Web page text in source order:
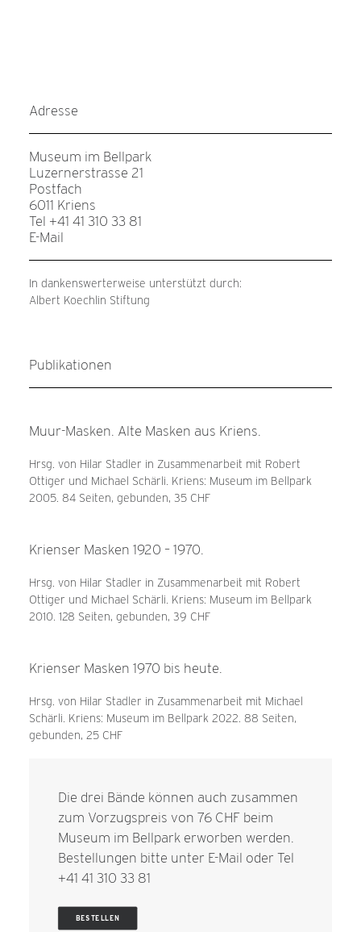
Adresse
Museum im Bellpark
Luzernerstrasse 21
Postfach
6011 Kriens
Tel +41 41 310 33 81
E-Mail
In dankenswerterweise unterstützt durch:
Albert Koechlin Stiftung
Publikationen
Muur-Masken. Alte Masken aus Kriens.
Hrsg. von Hilar Stadler in Zusammenarbeit mit Robert
Ottiger und Michael Schärli. Kriens: Museum im Bellpark
2005. 84 Seiten, gebunden, 35 CHF
Krienser Masken 1920 – 1970.
Hrsg. von Hilar Stadler in Zusammenarbeit mit Robert
Ottiger und Michael Schärli. Kriens: Museum im Bellpark
2010. 128 Seiten, gebunden, 39 CHF
Krienser Masken 1970 bis heute.
Hrsg. von Hilar Stadler in Zusammenarbeit mit Michael
Schärli. Kriens: Museum im Bellpark 2022. 88 Seiten,
gebunden, 25 CHF
Die drei Bände können auch zusammen
zum Vorzugspreis von 76 CHF beim
Museum im Bellpark erworben werden.
Bestellungen bitte unter E-Mail oder Tel
+41 41 310 33 81
BESTELLEN